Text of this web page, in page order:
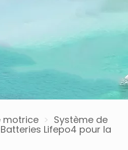
motrice > Système de
Batteries Lifepo4 pour la